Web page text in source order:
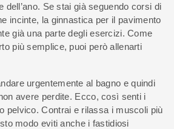
dell’ano. Se stai già seguendo corsi di
incinte, la ginnastica per il pavimento
già una parte degli esercizi. Come
più semplice, puoi però allenarti
urgentemente al bagno e quindi
avere perdite. Ecco, così senti i
pelvico. Contrai e rilassa i muscoli più
modo eviti anche i fastidiosi